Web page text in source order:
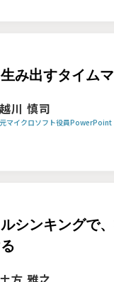
み出すタイム
越川 慎司
元マイクロソフト役員PowerPoint
シンキングで